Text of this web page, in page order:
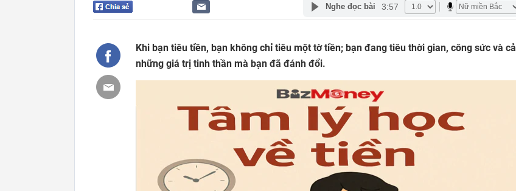
Nghe đọc bài 3:57
Khi bạn tiêu tiền, bạn không chỉ tiêu một tờ tiền; bạn đang tiêu thời gian, công sức và cả
những giá trị tinh thần mà bạn đã đánh đổi.